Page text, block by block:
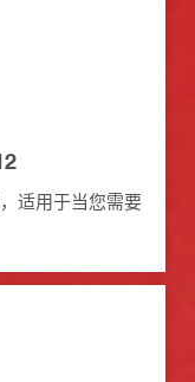
适用于当您需要